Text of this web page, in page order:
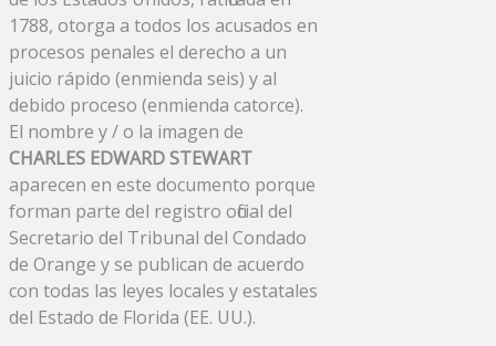
1788, otorga a todos los acusados ​​en
procesos penales el derecho a un
juicio rápido (enmienda seis) y al
debido proceso (enmienda catorce).
El nombre y / o la imagen de
CHARLES EDWARD STEWART
aparecen en este documento porque
forman parte del registro oficial del
Secretario del Tribunal del Condado
de Orange y se publican de acuerdo
con todas las leyes locales y estatales
del Estado de Florida (EE. UU.).